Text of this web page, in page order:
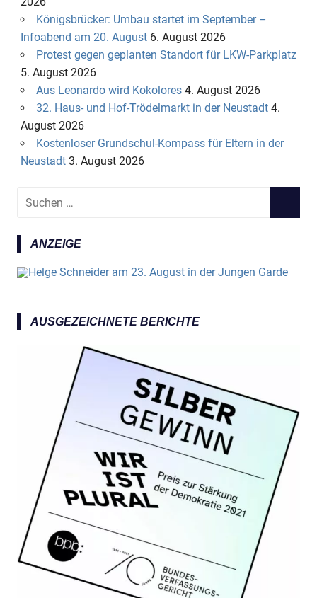
Königsbrücker: Umbau startet im September –
Infoabend am 20. August 6. August 2026
Protest gegen geplanten Standort für LKW-Parkplatz
5. August 2026
Aus Leonardo wird Kokolores 4. August 2026
32. Haus- und Hof-Trödelmarkt in der Neustadt 4.
August 2026
Kostenloser Grundschul-Kompass für Eltern in der
Neustadt 3. August 2026
e
E
ANZEIGE
AUSGEZEICHNETE BERICHTE